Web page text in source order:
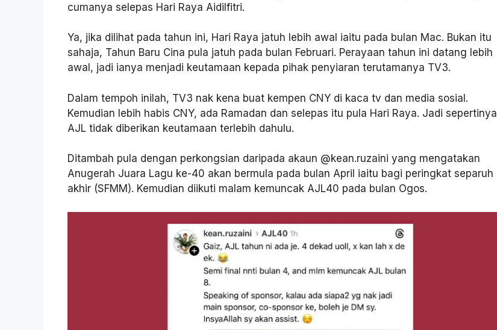
cumanya selepas Hari Raya Aidilfitri.
Ya, jika dilihat pada tahun ini, Hari Raya jatuh lebih awal iaitu pada bulan Mac. Bukan itu
sahaja, Tahun Baru Cina pula jatuh pada bulan Februari. Perayaan tahun ini datang lebih
awal, jadi ianya menjadi keutamaan kepada pihak penyiaran terutamanya TV3.
Dalam tempoh inilah, TV3 nak kena buat kempen CNY di kaca tv dan media sosial.
Kemudian lebih habis CNY, ada Ramadan dan selepas itu pula Hari Raya. Jadi sepertinya
AJL tidak diberikan keutamaan terlebih dahulu.
Ditambah pula dengan perkongsian daripada akaun @kean.ruzaini yang mengatakan
Anugerah Juara Lagu ke-40 akan bermula pada bulan April iaitu bagi peringkat separuh
akhir (SFMM). Kemudian diikuti malam kemuncak AJL40 pada bulan Ogos.